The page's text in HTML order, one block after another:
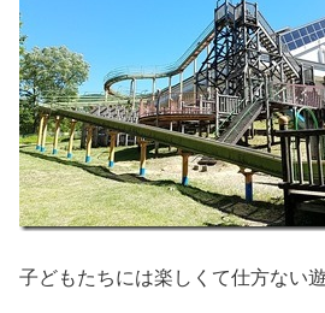
子どもたちには楽しくて仕方ない遊